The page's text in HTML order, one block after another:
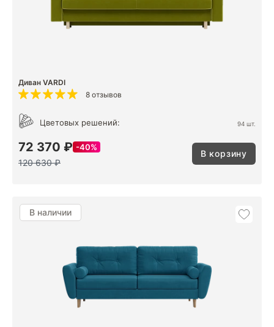
Диван VARDI
8 отзывов
Цветовых решений: 94 шт.
72 370 ₽ 40%
120 630 ₽
В корзину
В наличии